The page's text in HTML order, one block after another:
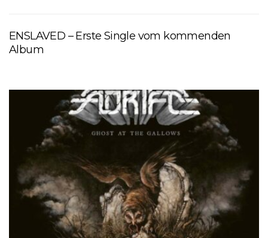
ENSLAVED – Erste Single vom kommenden
Album